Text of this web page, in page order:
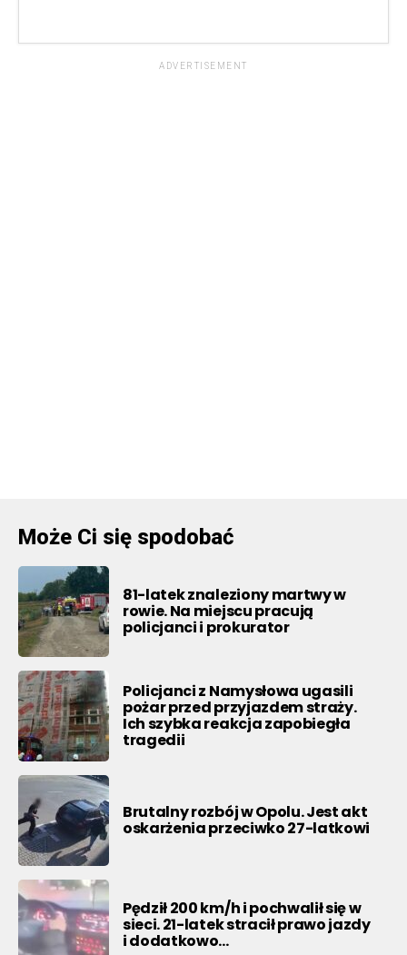
ADVERTISEMENT
Może Ci się spodobać
81-latek znaleziony martwy w
rowie. Na miejscu pracują
policjanci i prokurator
Policjanci z Namysłowa ugasili
pożar przed przyjazdem straży.
Ich szybka reakcja zapobiegła
tragedii
Brutalny rozbój w Opolu. Jest akt
oskarżenia przeciwko 27-latkowi
Pędził 200 km/h i pochwalił się w
sieci. 21-latek stracił prawo jazdy
i dodatkowo…